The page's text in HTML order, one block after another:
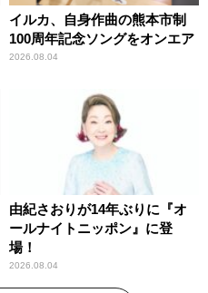
イルカ、自身作曲の熊本市制
100周年記念ソングをオンエア
2026.08.04
由紀さおりが14年ぶりに『オ
ールナイトニッポン』に登
場！
2026.08.04